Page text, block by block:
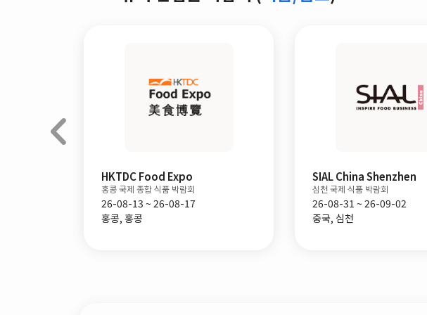
HKTDC Food Expo
홍콩 국제 종합 식품 박람회
26-08-13 ~ 26-08-17
홍콩, 홍콩
SIAL China Shenzhen
심천 국제 식품 박람회
26-08-31 ~ 26-09-02
중국, 심천